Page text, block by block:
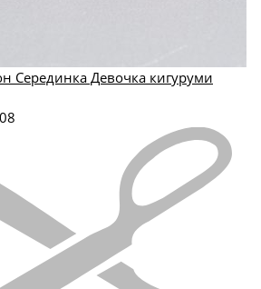
Серединка Девочка кигуруми